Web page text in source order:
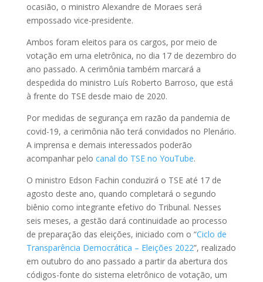
ocasião, o ministro Alexandre de Moraes será
empossado vice-presidente.
Ambos foram eleitos para os cargos, por meio de
votação em urna eletrônica, no dia 17 de dezembro do
ano passado. A cerimônia também marcará a
despedida do ministro Luís Roberto Barroso, que está
à frente do TSE desde maio de 2020.
Por medidas de segurança em razão da pandemia de
covid-19, a cerimônia não terá convidados no Plenário.
A imprensa e demais interessados poderão
acompanhar pelo canal do TSE no YouTube.
O ministro Edson Fachin conduzirá o TSE até 17 de
agosto deste ano, quando completará o segundo
biênio como integrante efetivo do Tribunal. Nesses
seis meses, a gestão dará continuidade ao processo
de preparação das eleições, iniciado com o “Ciclo de
Transparência Democrática – Eleições 2022”, realizado
em outubro do ano passado a partir da abertura dos
códigos-fonte do sistema eletrônico de votação, um